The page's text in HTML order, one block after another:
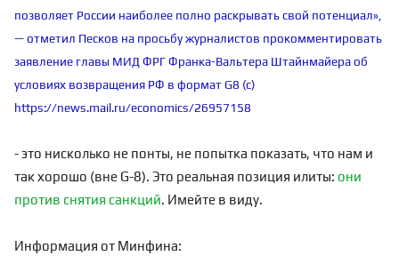
позволяет России наиболее полно раскрывать свой потенциал»,
— отметил Песков на просьбу журналистов прокомментировать
заявление главы МИД ФРГ Франка-Вальтера Штайнмайера об
условиях возвращения РФ в формат G8 (с)
https://news.mail.ru/economics/26957158
- это нисколько не понты, не попытка показать, что нам и
так хорошо (вне G-8). Это реальная позиция илиты: они
против снятия санкций. Имейте в виду.
Информация от Минфина: